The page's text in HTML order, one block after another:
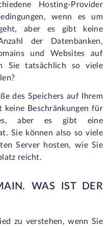
Hosting-Provider
wenn es um
geht, aber es gibt keine
der Datenbanken,
und Websites auf
Sie tatsächlich so viele
des Speichers auf Ihrem
keine Beschränkungen für
aber es gibt eine
Sie können also so viele
Server hosten, wie Sie
reicht.
WAS IST DER
zu verstehen, wenn Sie